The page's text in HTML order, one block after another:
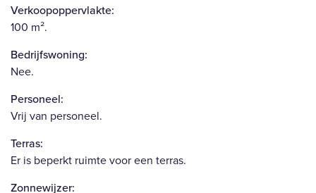
Verkoopoppervlakte:
100 m².
Bedrijfswoning:
Nee.
Personeel:
Vrij van personeel.
Terras:
Er is beperkt ruimte voor een terras.
Zonnewijzer: